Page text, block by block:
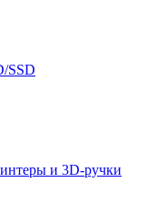
SSD
и 3D-ручки